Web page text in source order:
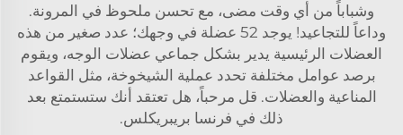
وشباباً من أي وقت مضى، مع تحسن ملحوظ في المرونة.
وداعاً للتجاعيد! يوجد 52 عضلة في وجهك؛ عدد صغير من هذه
العضلات الرئيسية يدير بشكل جماعي عضلات الوجه، ويقوم
برصد عوامل مختلفة تحدد عملية الشيخوخة، مثل القواعد
المناعية والعضلات. قل مرحباً، هل تعتقد أنك ستستمتع بعد
ذلك في فرنسا بريبريكلس.